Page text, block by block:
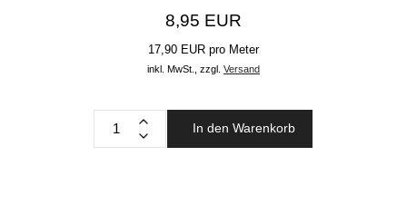
8,95 EUR
17,90 EUR pro Meter
inkl. MwSt., zzgl. Versand
In den Warenkorb